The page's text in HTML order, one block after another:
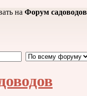
на Форум садоводов